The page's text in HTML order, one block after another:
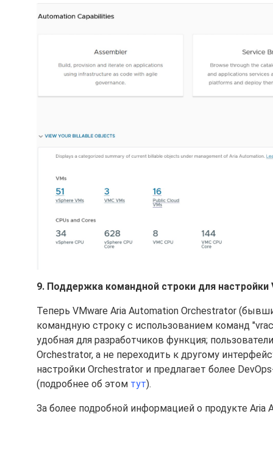
9. Поддержка командной строки для
Теперь VMware Aria Automation Orchestrator
командную строку с использованием команд
удобная для разработчиков функция;
Orchestrator, а не переходить к другому
настройки Orchestrator и предлагает более
(подробнее об этом тут).
За более подробной информацией о продукте Aria